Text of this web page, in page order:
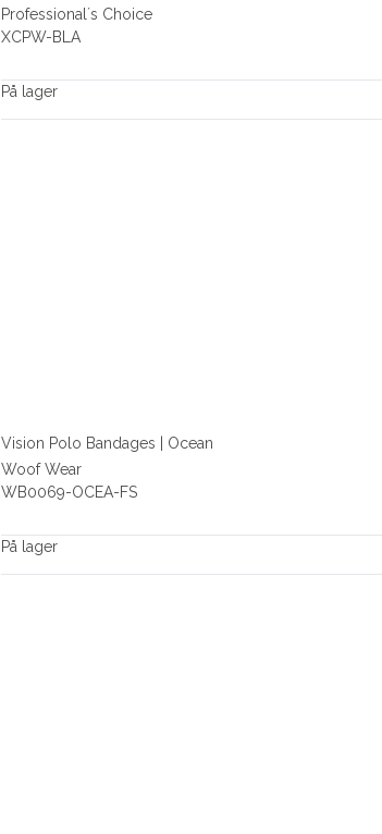
Professional´s Choice
XCPW-BLA
På lager
Vision Polo Bandages | Ocean
Woof Wear
WB0069-OCEA-FS
På lager